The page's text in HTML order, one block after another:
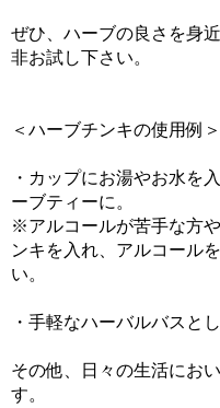
ぜひ、ハーブの良さを身
非お試し下さい。
＜ハーブチンキの使用例＞
・カップにお湯やお水を
ーブティーに。
※アルコールが苦手な方
ンキを入れ、アルコール
い。
・手軽なハーバルバスと
その他、日々の生活にお
す。